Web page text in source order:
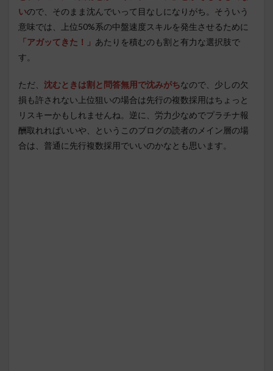
いので、そのまま沈んでいって目なしになりがち。そういう
意味では、上位50%系の中盤速度スキルを発生させるために
「アガッてきた！」 あたりを積むのも割と有力な選択肢で
す。
ただ、 沈むときは割と問答無用で沈みがちなので、少しの欠
損も許されない上位狙いの場合は先行の複数採用はちょっと
リスキーかもしれませんね。逆に、労力少なめでプラチナ報
酬取れればいいや、というこのブログの読者のメイン層の場
合は、普通に先行複数採用でいいのかなとも思います。